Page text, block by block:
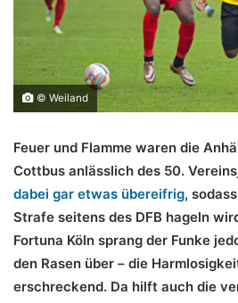
© Weiland
Feuer und Flamme waren die
Cottbus anlässlich des 50.
dabei gar etwas übereifrig,
Strafe seitens des DFB hageln
Fortuna Köln sprang der Funke
den Rasen über – die
erschreckend. Da hilft auch die